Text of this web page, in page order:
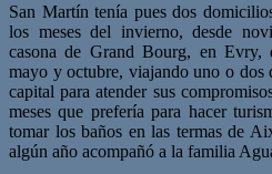
San Martín tenía pues dos
los meses del invierno, desde
casona de Grand Bourg, en Evry,
mayo y octubre, viajando uno o dos
capital para atender sus
meses que prefería para hacer
tomar los baños en las termas de
algún año acompañó a la familia